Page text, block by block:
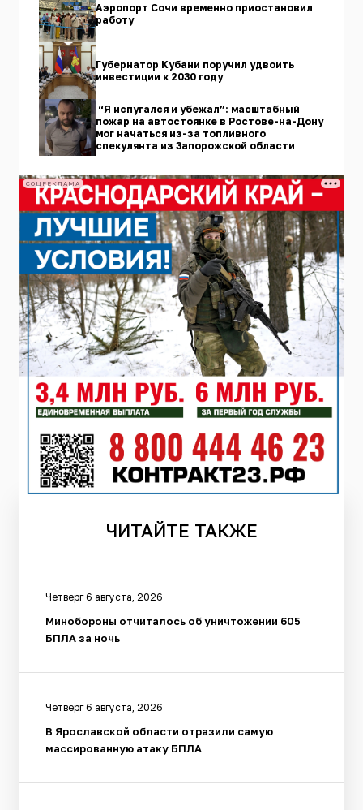
Аэропорт Сочи временно приостановил
работу
Губернатор Кубани поручил удвоить
инвестиции к 2030 году
“Я испугался и убежал”: масштабный
пожар на автостоянке в Ростове-на-Дону
мог начаться из-за топливного
спекулянта из Запорожской области
СОЦРЕКЛАМА
ЧИТАЙТЕ ТАКЖЕ
Четверг 6 августа, 2026
Минобороны отчиталось об уничтожении 605
БПЛА за ночь
Четверг 6 августа, 2026
В Ярославской области отразили самую
массированную атаку БПЛА